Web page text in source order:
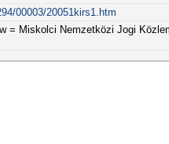
00003/20051kirs1.htm
= Miskolci Nemzetközi Jogi